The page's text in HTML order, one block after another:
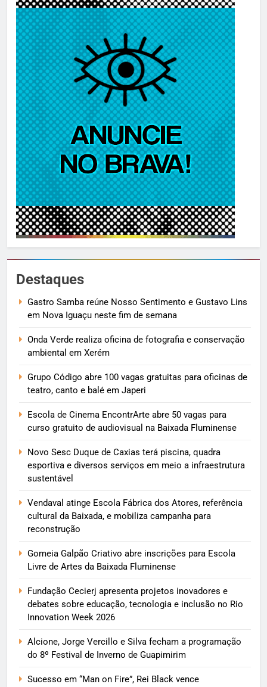
Destaques
Gastro Samba reúne Nosso Sentimento e Gustavo Lins
em Nova Iguaçu neste fim de semana
Onda Verde realiza oficina de fotografia e conservação
ambiental em Xerém
Grupo Código abre 100 vagas gratuitas para oficinas de
teatro, canto e balé em Japeri
Escola de Cinema EncontrArte abre 50 vagas para
curso gratuito de audiovisual na Baixada Fluminense
Novo Sesc Duque de Caxias terá piscina, quadra
esportiva e diversos serviços em meio a infraestrutura
sustentável
Vendaval atinge Escola Fábrica dos Atores, referência
cultural da Baixada, e mobiliza campanha para
reconstrução
Gomeia Galpão Criativo abre inscrições para Escola
Livre de Artes da Baixada Fluminense
Fundação Cecierj apresenta projetos inovadores e
debates sobre educação, tecnologia e inclusão no Rio
Innovation Week 2026
Alcione, Jorge Vercillo e Silva fecham a programação
do 8º Festival de Inverno de Guapimirim
Sucesso em “Man on Fire”, Rei Black vence